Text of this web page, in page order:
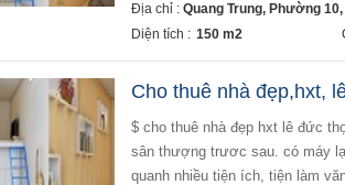
Địa chỉ : Quang Trung, Phường 10,
Diện tích : 150 m2
Cho thuê nhà đẹp,hxt,
$ cho thuê nhà đẹp hxt lê đức thọ, phường 15, quận gò vấp $ - diện tích: 4 x 16m. 4 lầu, 6 phòng ngủ. 4wc.
sân thượng trươc sau. có máy
quanh nhiều tiện ích, tiện làm